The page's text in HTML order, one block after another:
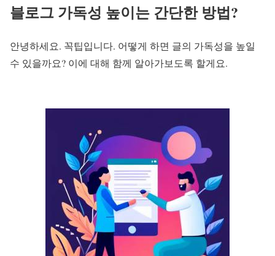
블로그 가독성 높이는 간단한 방법?
안녕하세요. 꼭팁입니다. 어떻게 하면 글의 가독성을 높일
수 있을까요? 이에 대해 함께 알아가보도록 할게요.